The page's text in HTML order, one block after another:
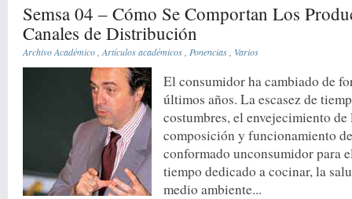
Semsa 04 – Cómo Se Comportan Los
Canales de Distribución
Archivo Académico ,Artículos académicos Ponencias Varios
El consumidor ha cambiado de
últimos años. La escasez de
costumbres, el envejecimiento
composición y funcionamiento
conformado unconsumidor para
tiempo dedicado a cocinar, la
medio ambiente...